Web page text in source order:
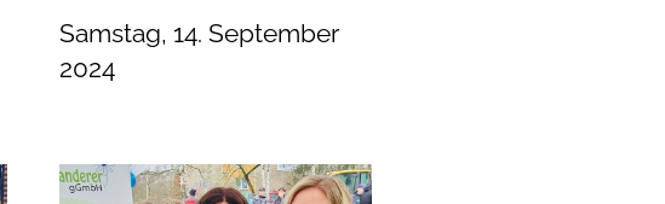
Samstag, 14. September
2024